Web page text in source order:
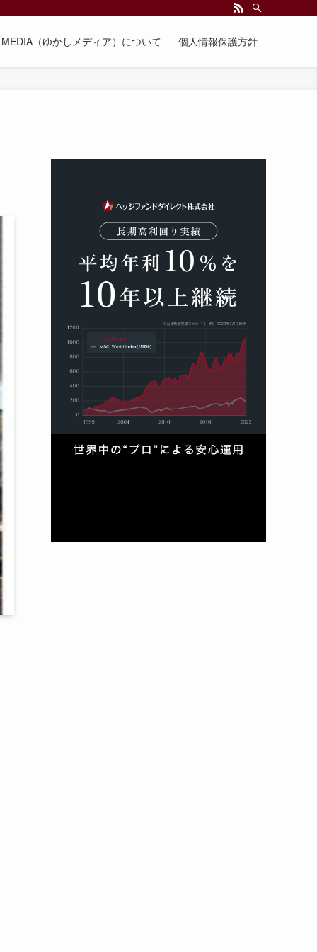
（ゆかしメディア）について 個人情報保護方針